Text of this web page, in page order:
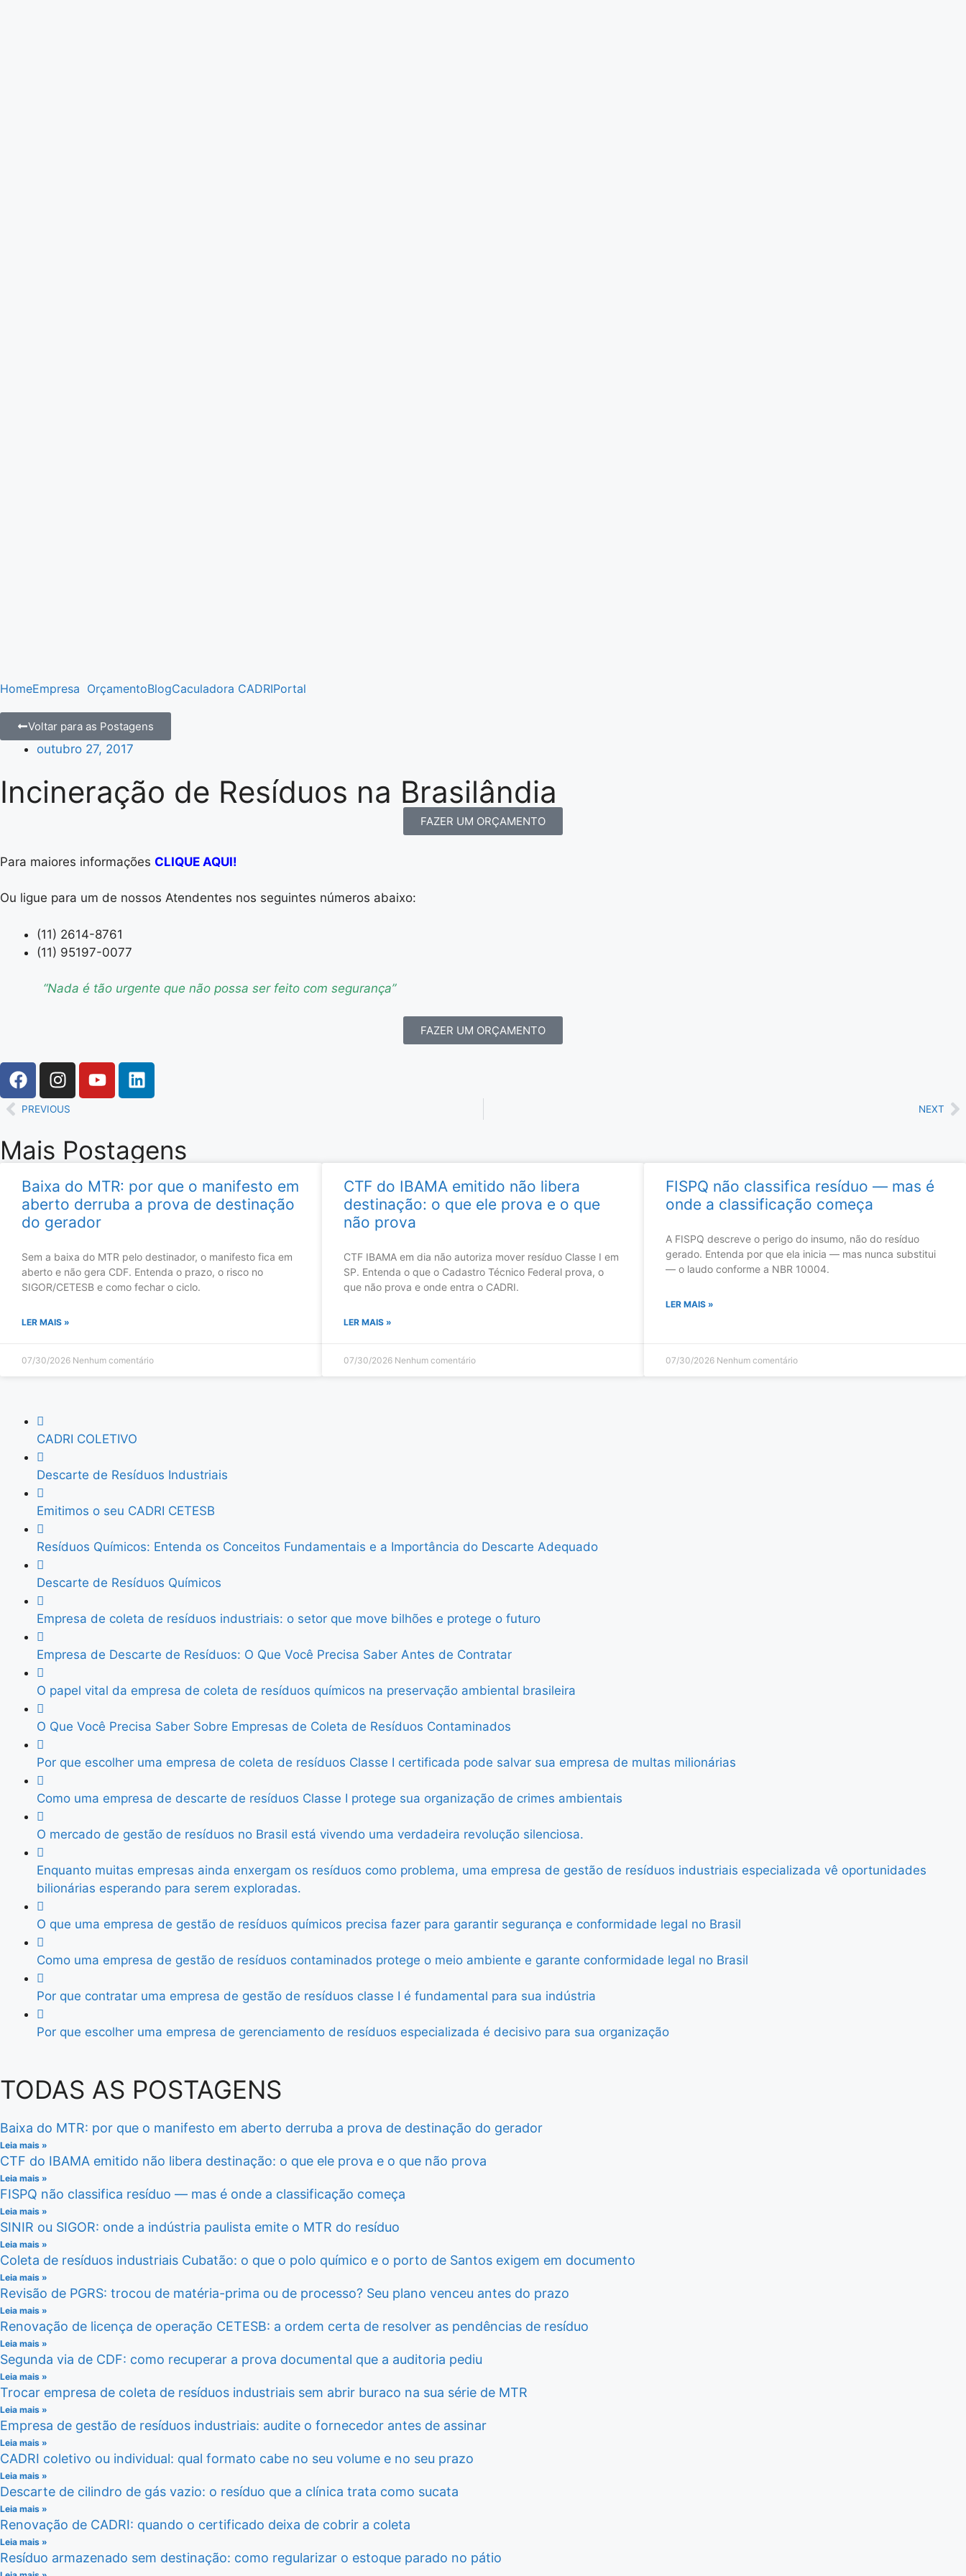
HomeEmpresa OrçamentoBlogCaculadora CADRIPortal
Voltar para as Postagens
outubro 27, 2017
Incineração de Resíduos na Brasilândia
FAZER UM ORÇAMENTO
Para maiores informações CLIQUE AQUI!
Ou ligue para um de nossos Atendentes nos seguintes números abaixo:
(11) 2614-8761
(11) 95197-0077
“Nada é tão urgente que não possa ser feito com segurança”
FAZER UM ORÇAMENTO
PREVIOUS NEXT
Mais Postagens
Baixa do MTR: por que o manifesto em
aberto derruba a prova de destinação
do gerador
Sem a baixa do MTR pelo destinador, o manifesto fica em
aberto e não gera CDF. Entenda o prazo, o risco no
SIGOR/CETESB e como fechar o ciclo.
LER MAIS »
07/30/2026 Nenhum comentário
CTF do IBAMA emitido não libera
destinação: o que ele prova e o que
não prova
CTF IBAMA em dia não autoriza mover resíduo Classe I em
SP. Entenda o que o Cadastro Técnico Federal prova, o
que não prova e onde entra o CADRI.
LER MAIS »
07/30/2026 Nenhum comentário
FISPQ não classifica resíduo — mas é
onde a classificação começa
A FISPQ descreve o perigo do insumo, não do resíduo
gerado. Entenda por que ela inicia — mas nunca substitui
— o laudo conforme a NBR 10004.
LER MAIS »
07/30/2026 Nenhum comentário
CADRI COLETIVO
Descarte de Resíduos Industriais
Emitimos o seu CADRI CETESB
Resíduos Químicos: Entenda os Conceitos Fundamentais e a Importância do Descarte Adequado
Descarte de Resíduos Químicos
Empresa de coleta de resíduos industriais: o setor que move bilhões e protege o futuro
Empresa de Descarte de Resíduos: O Que Você Precisa Saber Antes de Contratar
O papel vital da empresa de coleta de resíduos químicos na preservação ambiental brasileira
O Que Você Precisa Saber Sobre Empresas de Coleta de Resíduos Contaminados
Por que escolher uma empresa de coleta de resíduos Classe I certificada pode salvar sua empresa de multas milionárias
Como uma empresa de descarte de resíduos Classe I protege sua organização de crimes ambientais
O mercado de gestão de resíduos no Brasil está vivendo uma verdadeira revolução silenciosa.
Enquanto muitas empresas ainda enxergam os resíduos como problema, uma empresa de gestão de resíduos industriais especializada vê oportunidades
bilionárias esperando para serem exploradas.
O que uma empresa de gestão de resíduos químicos precisa fazer para garantir segurança e conformidade legal no Brasil
Como uma empresa de gestão de resíduos contaminados protege o meio ambiente e garante conformidade legal no Brasil
Por que contratar uma empresa de gestão de resíduos classe I é fundamental para sua indústria
Por que escolher uma empresa de gerenciamento de resíduos especializada é decisivo para sua organização
TODAS AS POSTAGENS
Baixa do MTR: por que o manifesto em aberto derruba a prova de destinação do gerador
Leia mais »
CTF do IBAMA emitido não libera destinação: o que ele prova e o que não prova
Leia mais »
FISPQ não classifica resíduo — mas é onde a classificação começa
Leia mais »
SINIR ou SIGOR: onde a indústria paulista emite o MTR do resíduo
Leia mais »
Coleta de resíduos industriais Cubatão: o que o polo químico e o porto de Santos exigem em documento
Leia mais »
Revisão de PGRS: trocou de matéria-prima ou de processo? Seu plano venceu antes do prazo
Leia mais »
Renovação de licença de operação CETESB: a ordem certa de resolver as pendências de resíduo
Leia mais »
Segunda via de CDF: como recuperar a prova documental que a auditoria pediu
Leia mais »
Trocar empresa de coleta de resíduos industriais sem abrir buraco na sua série de MTR
Leia mais »
Empresa de gestão de resíduos industriais: audite o fornecedor antes de assinar
Leia mais »
CADRI coletivo ou individual: qual formato cabe no seu volume e no seu prazo
Leia mais »
Descarte de cilindro de gás vazio: o resíduo que a clínica trata como sucata
Leia mais »
Renovação de CADRI: quando o certificado deixa de cobrir a coleta
Leia mais »
Resíduo armazenado sem destinação: como regularizar o estoque parado no pátio